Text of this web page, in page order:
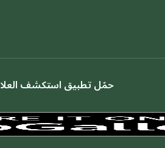
حمّل تطبيق استكشف العلا